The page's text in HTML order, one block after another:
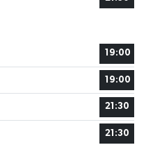
19:00
19:00
21:30
21:30